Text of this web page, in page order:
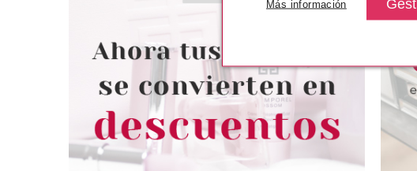
ESSENCE BRUMA HIDRATANTE
ML
Pvr 6.29€
4.99€
ESSENCE PALETA
CONTORNEADORA PARA
-24% 3.80€
Más información